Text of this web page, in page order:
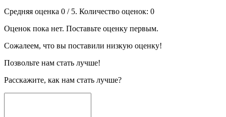
Средняя оценка 0 / 5. Количество оценок: 0
Оценок пока нет. Поставьте оценку первым.
Сожалеем, что вы поставили низкую оценку!
Позвольте нам стать лучше!
Расскажите, как нам стать лучше?